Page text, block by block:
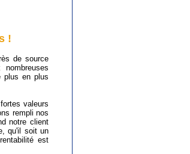
!
de source
plus en plus
valeurs
rempli nos
notre client
qu'il soit un
est